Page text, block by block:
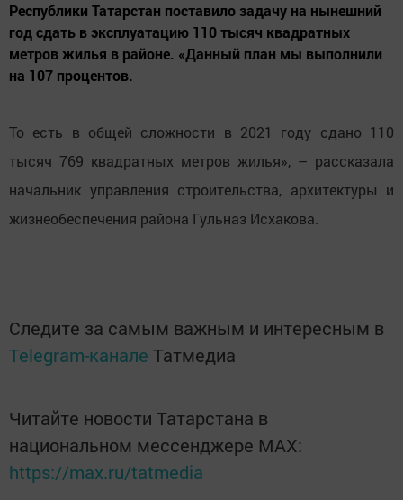
Республики Татарстан поставило задачу на нынешний
год сдать в эксплуатацию 110 тысяч квадратных
метров жилья в районе. «Данный план мы выполнили
на 107 процентов.
То есть в общей сложности в 2021 году сдано 110
тысяч 769 квадратных метров жилья», – рассказала
начальник управления строительства, архитектуры и
жизнеобеспечения района Гульназ Исхакова.
Следите за самым важным и интересным в
Telegram-канале Татмедиа
Читайте новости Татарстана в
национальном мессенджере MАХ:
https://max.ru/tatmedia